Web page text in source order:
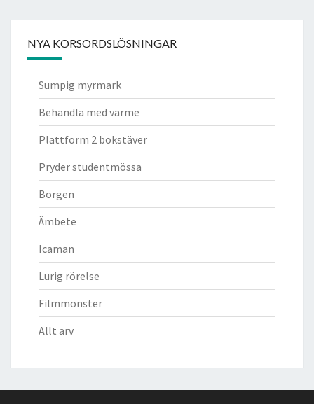
NYA KORSORDSLÖSNINGAR
Sumpig myrmark
Behandla med värme
Plattform 2 bokstäver
Pryder studentmössa
Borgen
Ämbete
Icaman
Lurig rörelse
Filmmonster
Allt arv